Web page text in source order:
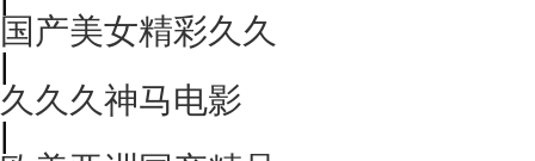
国产美女精彩久久
|
久久久神马电影
|